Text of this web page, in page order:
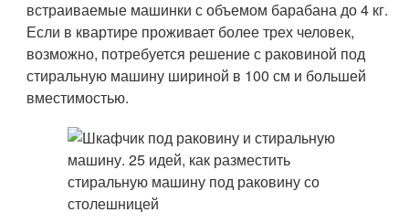
встраиваемые машинки с объемом барабана до 4 кг.
Если в квартире проживает более трех человек,
возможно, потребуется решение с раковиной под
стиральную машину шириной в 100 см и большей
вместимостью.